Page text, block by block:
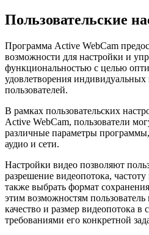
Пользовательские
Программа Active WebCam
возможности для настройки и
функциональностью с целью
удовлетворения индивидуальных
пользователей.
В рамках пользовательских
Active WebCam, пользователи
различные параметры
аудио и сети.
Настройки видео позволяют
разрешение видеопотока,
также выбрать формат
этим возможностям
качество и размер видеопотока в
требованиями его конкретной